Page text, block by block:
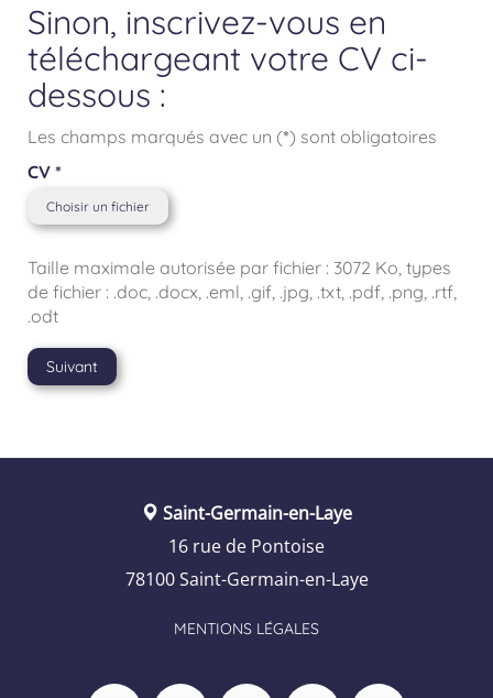
Sinon, inscrivez-vous en
téléchargeant votre CV ci-
dessous :
Les champs marqués avec un (*) sont obligatoires
CV *
Choisir un fichier
Taille maximale autorisée par fichier : 3072 Ko, types
de fichier : .doc, .docx, .eml, .gif, .jpg, .txt, .pdf, .png, .rtf,
.odt
Suivant
Saint-Germain-en-Laye
16 rue de Pontoise
78100 Saint-Germain-en-Laye
MENTIONS LÉGALES